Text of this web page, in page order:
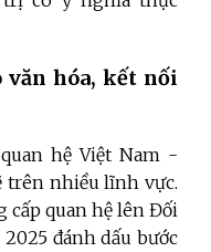
văn hóa, kết nối
hệ Việt Nam -
trên nhiều lĩnh vực.
cấp quan hệ lên Đối
đánh dấu bước